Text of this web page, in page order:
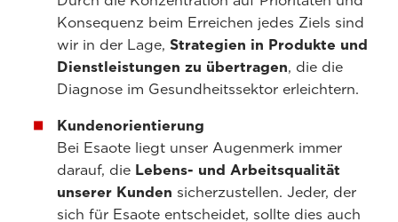
Konsequenz beim Erreichen jedes Ziels sind
wir in der Lage, Strategien in Produkte und
Dienstleistungen zu übertragen, die die
Diagnose im Gesundheitssektor erleichtern.
Kundenorientierung
Bei Esaote liegt unser Augenmerk immer
darauf, die Lebens- und Arbeitsqualität
unserer Kunden sicherzustellen. Jeder, der
sich für Esaote entscheidet, sollte dies auch